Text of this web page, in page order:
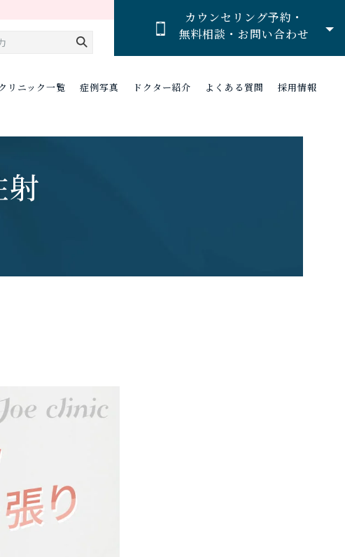
カウンセリング予約・
無料相談・お問い合わせ
クリニック一覧 症例写真 ドクター紹介 よくある質問 採用情報
射